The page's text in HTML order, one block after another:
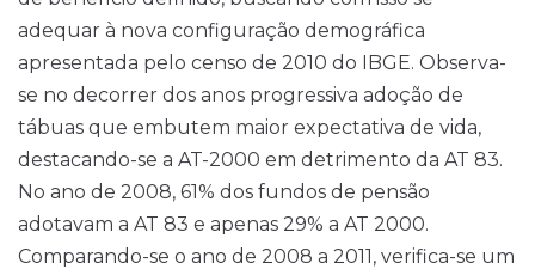
adequar à nova configuração demográfica
apresentada pelo censo de 2010 do IBGE. Observa-
se no decorrer dos anos progressiva adoção de
tábuas que embutem maior expectativa de vida,
destacando-se a AT-2000 em detrimento da AT 83.
No ano de 2008, 61% dos fundos de pensão
adotavam a AT 83 e apenas 29% a AT 2000.
Comparando-se o ano de 2008 a 2011, verifica-se um